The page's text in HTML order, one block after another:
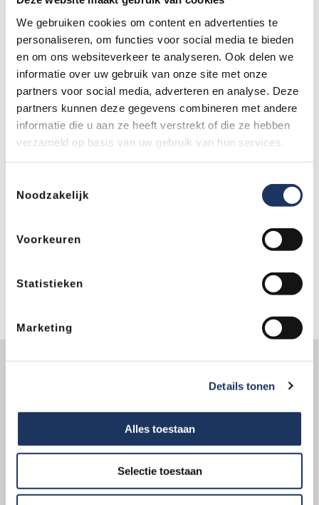
We gebruiken cookies om content en advertenties te
personaliseren, om functies voor social media te bieden
en om ons websiteverkeer te analyseren. Ook delen we
informatie over uw gebruik van onze site met onze
partners voor social media, adverteren en analyse. Deze
partners kunnen deze gegevens combineren met andere
informatie die u aan ze heeft verstrekt of die ze hebben
verzameld op basis van uw gebruik van hun services.
Noodzakelijk
Voorkeuren
Statistieken
Marketing
Details tonen
Alles toestaan
Selectie toestaan
Wanneer onze monteurs de trekhaak op uw Suzuki
Baleno bevestigen, kunt u gebruik maken van onze
gratis leenautoservice. U betaalt alleen de kosten van
de brandstof. Zo kunt u uw trekhaak laten monteren en
uw dagelijkse activiteiten gewoon doorzetten.
Vakkundig advies door onze
experts
professionals helpen u bij het maken van de juiste
keuze. Want welke trekhaak past bij uw wensen en is
een keuze gemaakt, dan hoeft u zich geen zorgen te
maken over de montage. Bij ons staan kwaliteit en
ontvangt u niet voor niets levenslange garantie op
Trekhaakcentrum in cijfers
102
Vestigingen
150,000